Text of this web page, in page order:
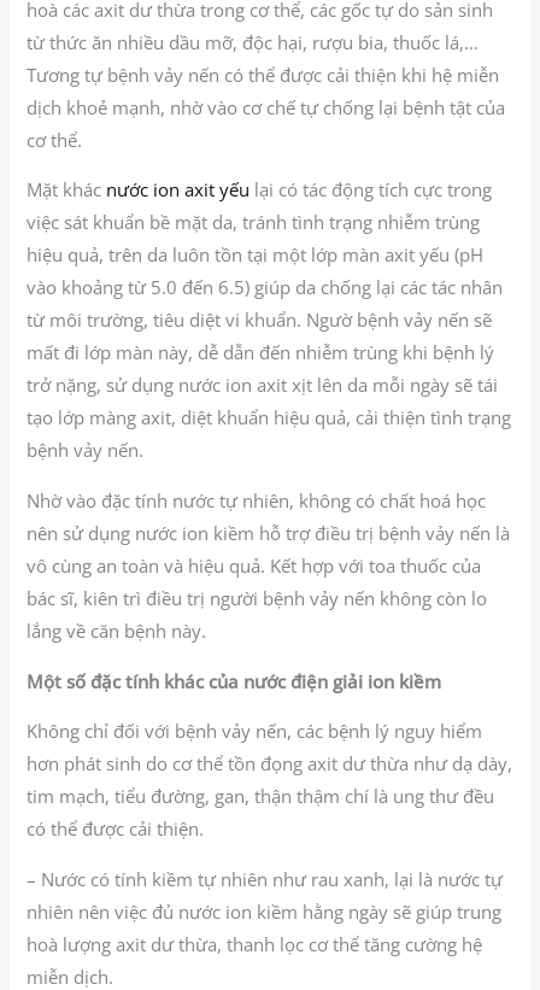
hoà các axit dư thừa trong cơ thể, các gốc tự do sản sinh
từ thức ăn nhiều dầu mỡ, độc hại, rượu bia, thuốc lá,…
Tương tự bệnh vảy nến có thể được cải thiện khi hệ miễn
dịch khoẻ mạnh, nhờ vào cơ chế tự chống lại bệnh tật của
cơ thể.
Mặt khác nước ion axit yếu lại có tác động tích cực trong
việc sát khuẩn bề mặt da, tránh tình trạng nhiễm trùng
hiệu quả, trên da luôn tồn tại một lớp màn axit yếu (pH
vào khoảng từ 5.0 đến 6.5) giúp da chống lại các tác nhân
từ môi trường, tiêu diệt vi khuẩn. Ngườ bệnh vảy nến sẽ
mất đi lớp màn này, dễ dẫn đến nhiễm trùng khi bệnh lý
trở nặng, sử dụng nước ion axit xịt lên da mỗi ngày sẽ tái
tạo lớp màng axit, diệt khuẩn hiệu quả, cải thiện tình trạng
bệnh vảy nến.
Nhờ vào đặc tính nước tự nhiên, không có chất hoá học
nên sử dụng nước ion kiềm hỗ trợ điều trị bệnh vảy nến là
vô cùng an toàn và hiệu quả. Kết hợp với toa thuốc của
bác sĩ, kiên trì điều trị người bệnh vảy nến không còn lo
lắng về căn bệnh này.
Một số đặc tính khác của nước điện giải ion kiềm
Không chỉ đối với bệnh vảy nến, các bệnh lý nguy hiểm
hơn phát sinh do cơ thể tồn đọng axit dư thừa như dạ dày,
tim mạch, tiểu đường, gan, thận thậm chí là ung thư đều
có thể được cải thiện.
– Nước có tính kiềm tự nhiên như rau xanh, lại là nước tự
nhiên nên việc đủ nước ion kiềm hằng ngày sẽ giúp trung
hoà lượng axit dư thừa, thanh lọc cơ thể tăng cường hệ
miễn dịch.